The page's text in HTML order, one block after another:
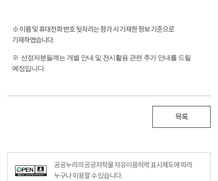
※ 이름 및 휴대전화 번호 뒷자리는 참가 시 기재한 정보 기준으로
기재하였습니다.
※ 선정자분들께는 개별 안내 및 전시활용 관련 추가 안내를 드릴
예정입니다.
목록
공공누리의 공공저작물 자유이용허락 표시제도에 따라
누구나 이용할 수 있습니다.